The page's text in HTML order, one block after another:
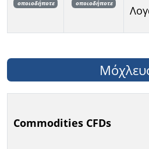
οποιοδήποτε οποιοδήποτε
Commodities CFDs